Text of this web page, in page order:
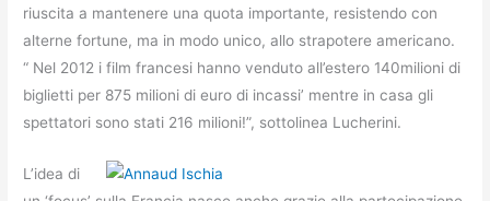
riuscita a mantenere una quota importante, resistendo con
alterne fortune, ma in modo unico, allo strapotere americano.
“ Nel 2012 i film francesi hanno venduto all’estero 140milioni di
biglietti per 875 milioni di euro di incassi’ mentre in casa gli
spettatori sono stati 216 milioni!”, sottolinea Lucherini.
L’idea di